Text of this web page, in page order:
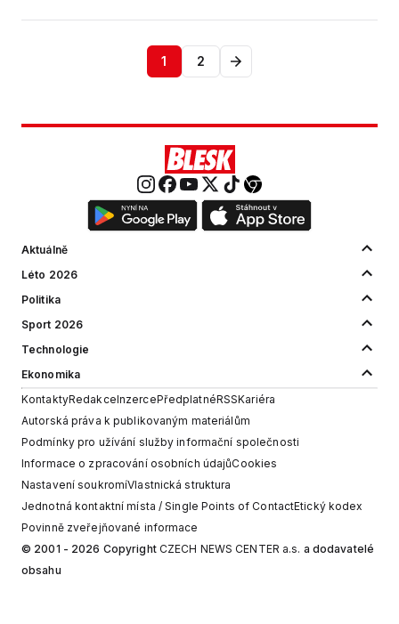
1 2
Aktuálně
Léto 2026
Politika
Sport 2026
Technologie
Ekonomika
KontaktyRedakceInzercePředplatnéRSSKariéra
Autorská práva k publikovaným materiálům
Podmínky pro užívání služby informační společnosti
Informace o zpracování osobních údajůCookies
Nastavení soukromíVlastnická struktura
Jednotná kontaktní místa / Single Points of ContactEtický kodex
Povinně zveřejňované informace
© 2001 - 2026 Copyright CZECH NEWS CENTER a.s. a dodavatelé
obsahu